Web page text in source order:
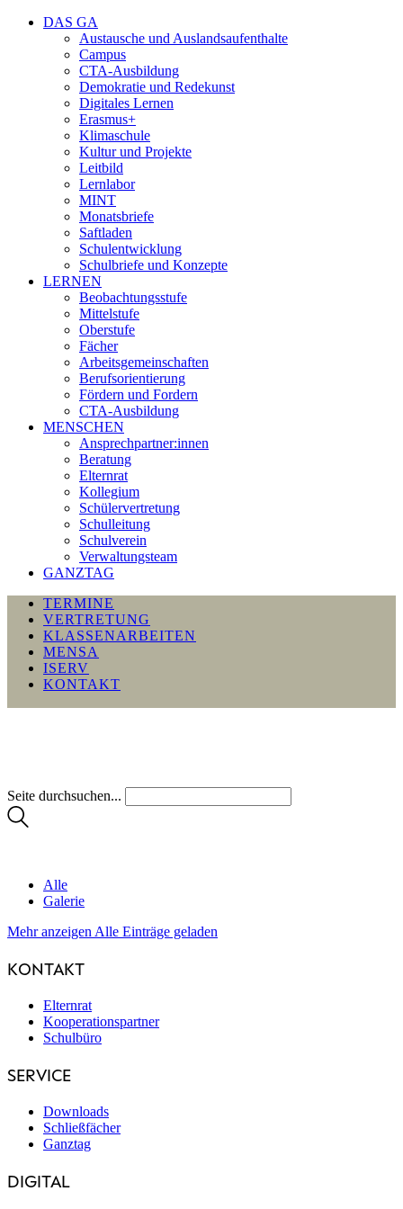
DAS GA
Austausche und Auslandsaufenthalte
Campus
CTA-Ausbildung
Demokratie und Redekunst
Digitales Lernen
Erasmus+
Klimaschule
Kultur und Projekte
Leitbild
Lernlabor
MINT
Monatsbriefe
Saftladen
Schulentwicklung
Schulbriefe und Konzepte
LERNEN
Beobachtungsstufe
Mittelstufe
Oberstufe
Fächer
Arbeitsgemeinschaften
Berufsorientierung
Fördern und Fordern
CTA-Ausbildung
MENSCHEN
Ansprechpartner:innen
Beratung
Elternrat
Kollegium
Schülervertretung
Schulleitung
Schulverein
Verwaltungsteam
GANZTAG
TERMINE
VERTRETUNG
KLASSENARBEITEN
MENSA
ISERV
KONTAKT
Seite durchsuchen...
Alle
Galerie
Mehr anzeigen Alle Einträge geladen
KONTAKT
Elternrat
Kooperationspartner
Schulbüro
SERVICE
Downloads
Schließfächer
Ganztag
DIGITAL